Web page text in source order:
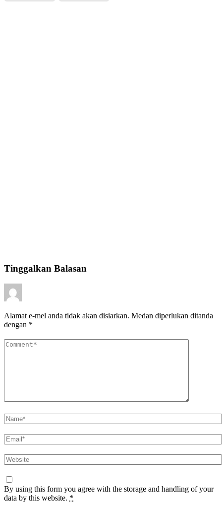
Tinggalkan Balasan
Alamat e-mel anda tidak akan disiarkan. Medan diperlukan ditanda
dengan *
Ulasan
Nama
*
Emel
*
Laman
sesawang
By using this form you agree with the storage and handling of your
data by this website. *